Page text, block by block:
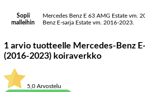
Sopii
malleihin
Mercedes Benz E 63 AMG Estate vm.
Benz E-sarja Estate vm. 2016-2023.
1 arvio tuotteelle Mercedes-Benz
(2016-2023) koiraverkko
5,0 Arvostelu